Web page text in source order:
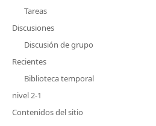
Tareas
Discusiones
Discusión de grupo
Recientes
Biblioteca temporal
nivel 2-1
Contenidos del sitio